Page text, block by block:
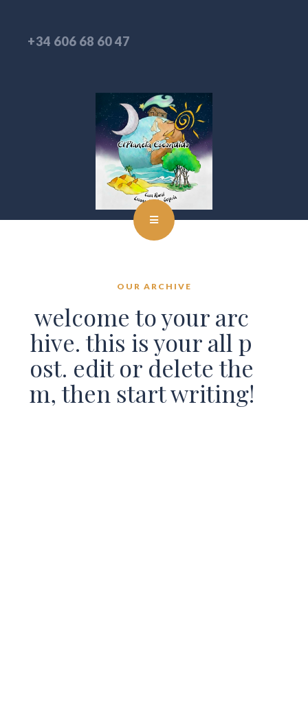
+34 606 68 60 47
OUR ARCHIVE
welcome to your arc
hive. this is your all p
ost. edit or delete the
m, then start writing!